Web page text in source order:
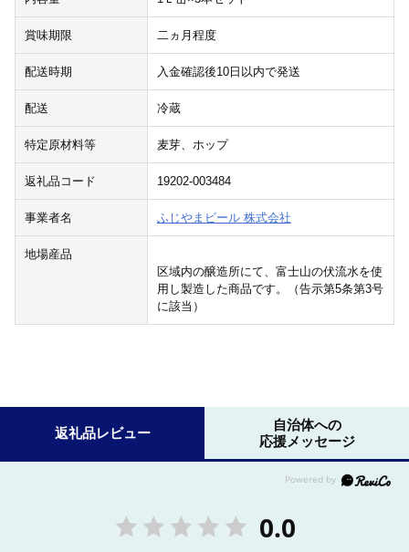
賞味期限 二ヵ月程度
配送時期 入金確認後10日以内で発送
配送 冷蔵
特定原材料等 麦芽、ホップ
返礼品コード 19202-003484
事業者名 ふじやまビール 株式会社
地場産品
区域内の醸造所にて、富士山の伏流水を使
用し製造した商品です。（告示第5条第3号
に該当）
返礼品レビュー
自治体への
応援メッセージ
0.0